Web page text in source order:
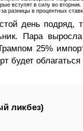
вступят в силу во
разницы в процентных
день подряд,
Пара
25%
будет
ликбез)